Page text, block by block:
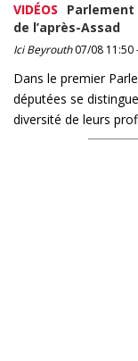
VIDÉOS
Parlement
de l’après-Assad
Ici Beyrouth07/08 11:50
Dans le premier
députées se
diversité de leurs